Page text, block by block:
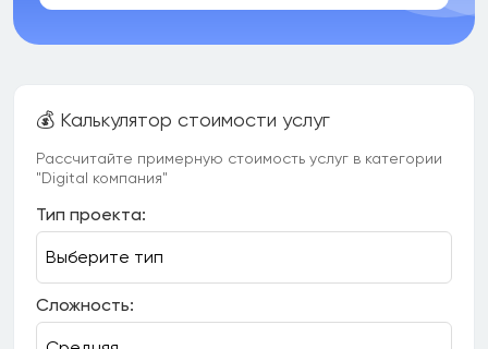
💰 Калькулятор стоимости услуг
Рассчитайте примерную стоимость услуг в категории
"Digital компания"
Тип проекта:
Сложность: